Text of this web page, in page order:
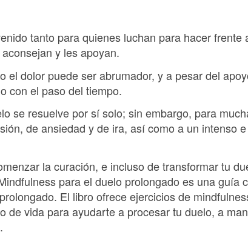
tanto para quienes luchan para hacer frente
y les apoyan.
el dolor puede ser abrumador, y a pesar del
con el paso del tiempo.
se resuelve por sí solo; sin embargo, para
de ansiedad y de ira, así como a un intenso
la curación, e incluso de transformar tu
para el duelo prolongado es una guía
El libro ofrece ejercicios de
de vida para ayudarte a procesar tu duelo, a